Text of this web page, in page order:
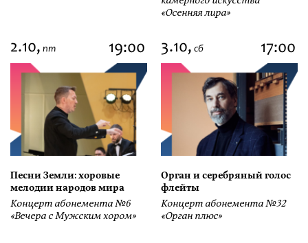
«Осенняя лира»
2.10, пт 19:00
Песни Земли: хоровые
мелодии народов мира
Концерт абонемента №6
«Вечера с Мужским хором»
3.10, сб 17:00
Орган и серебряный голос
флейты
Концерт абонемента №32
«Орган плюс»